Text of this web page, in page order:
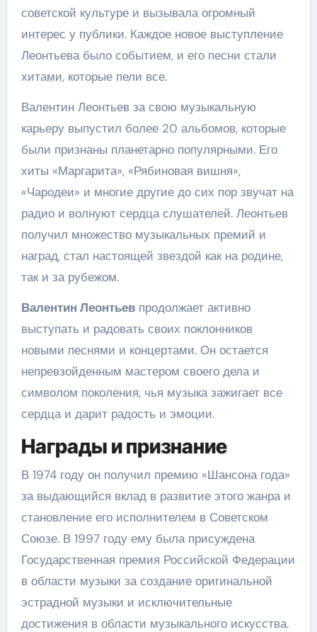
советской культуре и вызывала огромный
интерес у публики. Каждое новое выступление
Леонтьева было событием, и его песни стали
хитами, которые пели все.
Валентин Леонтьев за свою музыкальную
карьеру выпустил более 20 альбомов, которые
были признаны планетарно популярными. Его
хиты «Маргарита», «Рябиновая вишня»,
«Чародеи» и многие другие до сих пор звучат на
радио и волнуют сердца слушателей. Леонтьев
получил множество музыкальных премий и
наград, стал настоящей звездой как на родине,
так и за рубежом.
Валентин Леонтьевпродолжает активно
выступать и радовать своих поклонников
новыми песнями и концертами. Он остается
непревзойденным мастером своего дела и
символом поколения, чья музыка зажигает все
сердца и дарит радость и эмоции.
Награды и признание
В 1974 году он получил премию «Шансона года»
за выдающийся вклад в развитие этого жанра и
становление его исполнителем в Советском
Союзе. В 1997 году ему была присуждена
Государственная премия Российской Федерации
в области музыки за создание оригинальной
эстрадной музыки и исключительные
достижения в области музыкального искусства.